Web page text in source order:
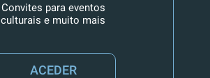
Convites para eventos
culturais e muito mais
ACEDER